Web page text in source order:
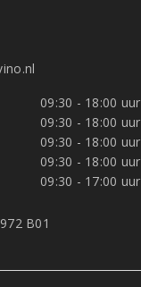
09:30 - 18:00 uur
09:30 - 18:00 uur
09:30 - 18:00 uur
09:30 - 18:00 uur
09:30 - 17:00 uur
B01